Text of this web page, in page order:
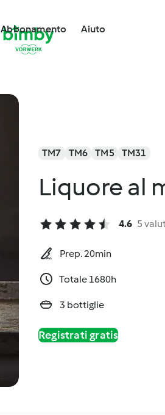
Abbonamento Aiuto
TM7 TM6 TM5 TM31
Liquore al
4.6 5
Prep. 20min
Totale 1680h
3 bottiglie
Registrati gratis